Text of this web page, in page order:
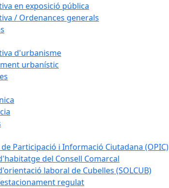
en exposició pública
/ Ordenances generals
d'urbanisme
urbanístic
Participació i Informació Ciutadana (OPIC)
del Consell Comarcal
laboral de Cubelles (SOLCUB)
regulat